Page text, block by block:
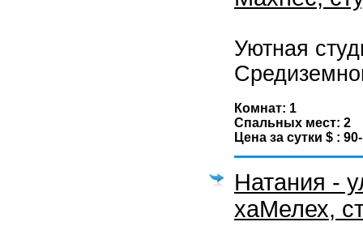
Уютная
Комнат: 1
Спальных мест: 2
Цена за сутки $ :
Натания -
хаМелех,